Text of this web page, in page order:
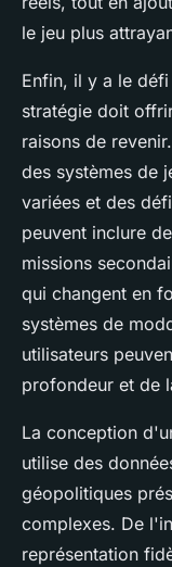
le jeu plus
Enfin, il y a le
stratégie doit
raisons de
des systèmes de
variées et des
peuvent inclure
missions
qui changent en
systèmes de
utilisateurs
profondeur et de
La conception
utilise des
géopolitiques
complexes. De
représentation